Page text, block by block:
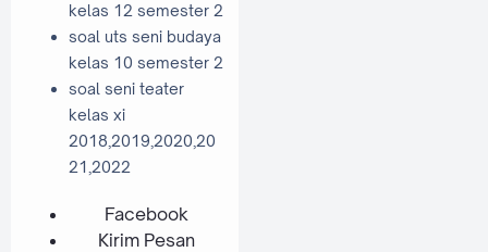
kelas 12 semester 2
soal uts seni budaya
kelas 10 semester 2
soal seni teater
kelas xi
2018,2019,2020,20
21,2022
Facebook
Kirim Pesan